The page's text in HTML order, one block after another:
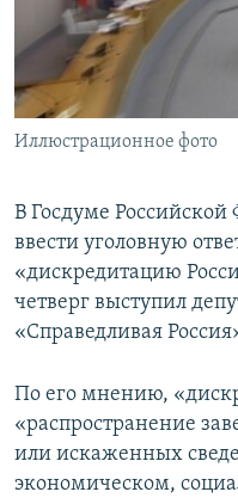
ПОБЕДИТЕЛЕЙ НЕ СУДЯТ?
КРЫМ.НЕПОКОРЕННЫЙ
ELIFBE
УКРАИНСКАЯ ПРОБЛЕМА
ПРИСОЕДИНЯЙТЕСЬ!
Иллюстрационное фото
В Госдуме
ввести уголовную
«дискредитацию
четверг выступил
«Справедливая
По его мнению,
«распространение
или искаженных
экономическом,